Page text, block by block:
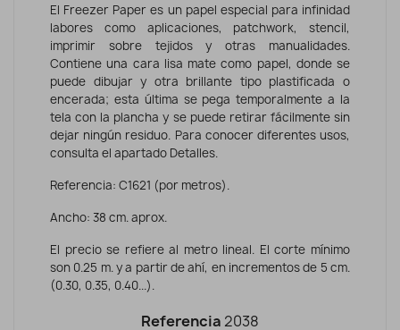
El Freezer Paper es un papel especial para infinidad
labores como aplicaciones, patchwork, stencil,
imprimir sobre tejidos y otras manualidades.
Contiene una cara lisa mate como papel, donde se
puede dibujar y otra brillante tipo plastificada o
encerada; esta última se pega temporalmente a la
tela con la plancha y se puede retirar fácilmente sin
dejar ningún residuo. Para conocer diferentes usos,
consulta el apartado Detalles.
Referencia: C1621 (por metros).
Ancho: 38 cm. aprox.
El precio se refiere al metro lineal. El corte mínimo
son 0.25 m. y a partir de ahí, en incrementos de 5 cm.
(0.30, 0.35, 0.40...).
Referencia 2038